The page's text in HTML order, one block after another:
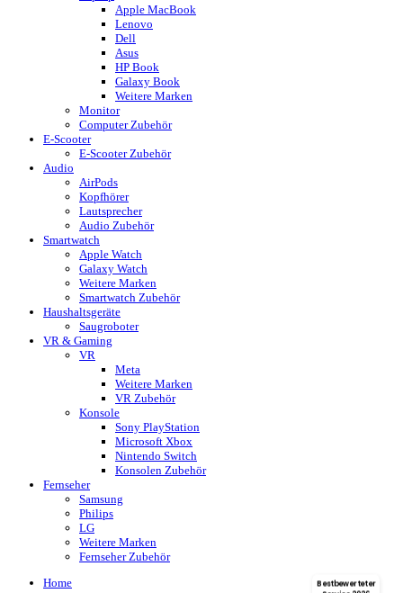
Bestbewerteter
Apple MacBook
Lenovo
Dell
Asus
HP Book
Galaxy Book
Weitere Marken
Monitor
Computer Zubehör
E-Scooter
E-Scooter Zubehör
Audio
AirPods
Kopfhörer
Lautsprecher
Audio Zubehör
Smartwatch
Apple Watch
Galaxy Watch
Weitere Marken
Smartwatch Zubehör
Haushaltsgeräte
Saugroboter
VR & Gaming
VR
Meta
Weitere Marken
VR Zubehör
Konsole
Sony PlayStation
Microsoft Xbox
Nintendo Switch
Konsolen Zubehör
Fernseher
Samsung
Philips
LG
Weitere Marken
Fernseher Zubehör
Home